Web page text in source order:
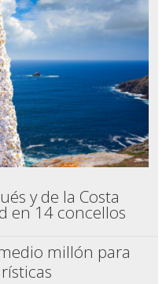
y de la Costa
en 14 concellos
millón para